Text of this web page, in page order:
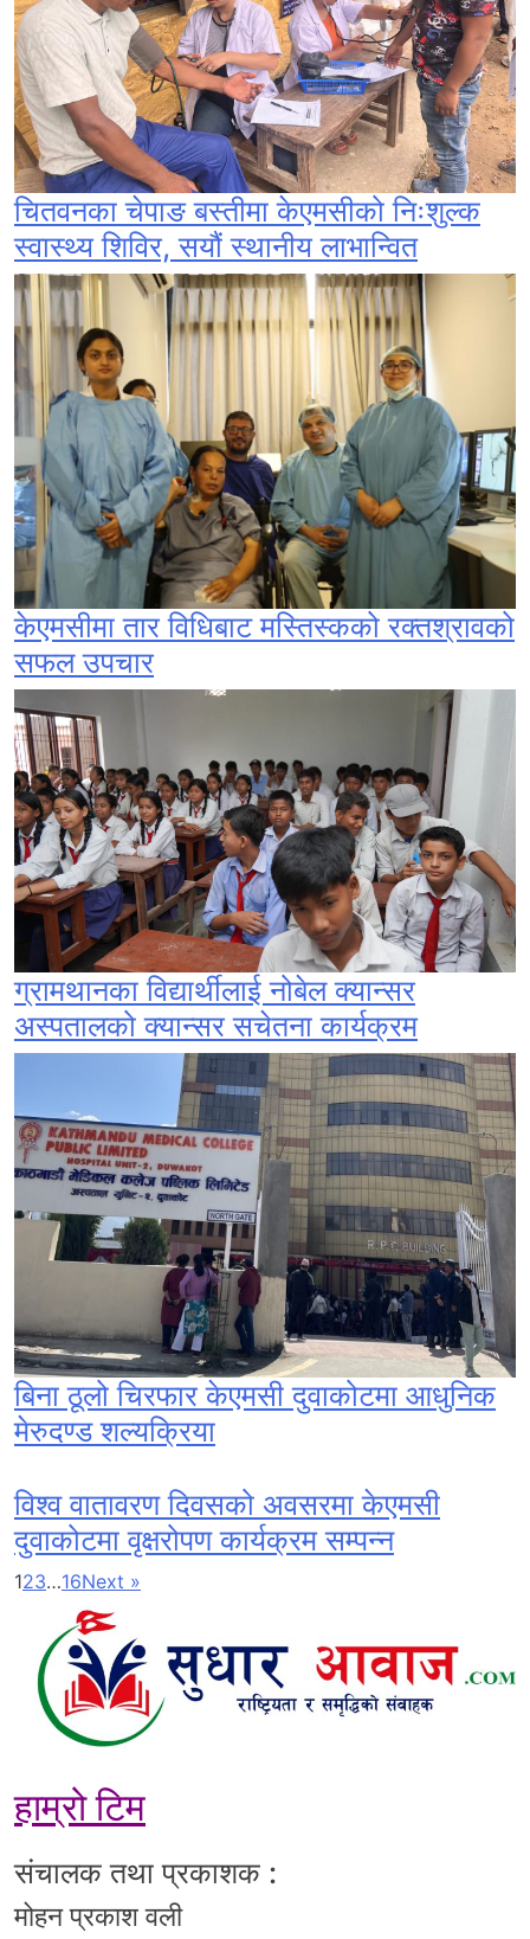
चितवनका चेपाङ बस्तीमा केएमसीको निःशुल्क
स्वास्थ्य शिविर, सयौं स्थानीय लाभान्वित
केएमसीमा तार विधिबाट मस्तिस्कको रक्तश्रावको
सफल उपचार
ग्रामथानका विद्यार्थीलाई नोबेल क्यान्सर
अस्पतालको क्यान्सर सचेतना कार्यक्रम
बिना ठूलो चिरफार केएमसी दुवाकोटमा आधुनिक
मेरुदण्ड शल्यक्रिया
विश्व वातावरण दिवसको अवसरमा केएमसी
दुवाकोटमा वृक्षरोपण कार्यक्रम सम्पन्न
123…16Next »
हाम्रो टिम
संचालक तथा प्रकाशक :
मोहन प्रकाश वली